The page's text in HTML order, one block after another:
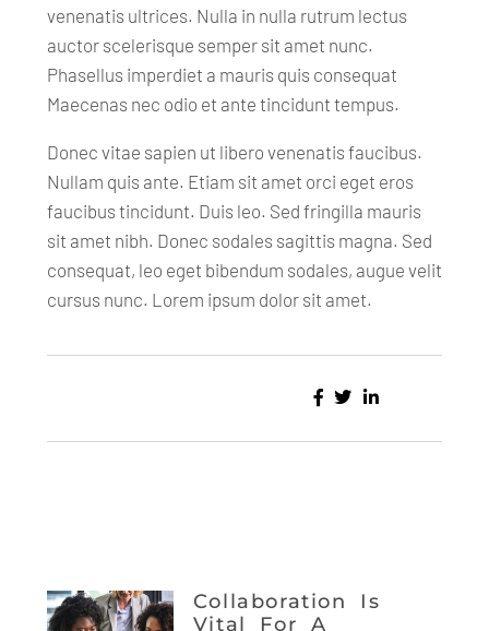
venenatis ultrices. Nulla in nulla rutrum lectus
auctor scelerisque semper sit amet nunc.
Phasellus imperdiet a mauris quis consequat
Maecenas nec odio et ante tincidunt tempus.
Donec vitae sapien ut libero venenatis faucibus.
Nullam quis ante. Etiam sit amet orci eget eros
faucibus tincidunt. Duis leo. Sed fringilla mauris
sit amet nibh. Donec sodales sagittis magna. Sed
consequat, leo eget bibendum sodales, augue velit
cursus nunc. Lorem ipsum dolor sit amet.
Collaboration Is
Vital For A